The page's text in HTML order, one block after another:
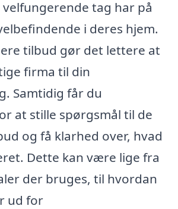
tag har på
i deres hjem.
tilbud gør det lettere at
firma til din
Samtidig får du
at stille spørgsmål til de
og få klarhed over, hvad
Dette kan være lige fra
der bruges, til hvordan
ud for